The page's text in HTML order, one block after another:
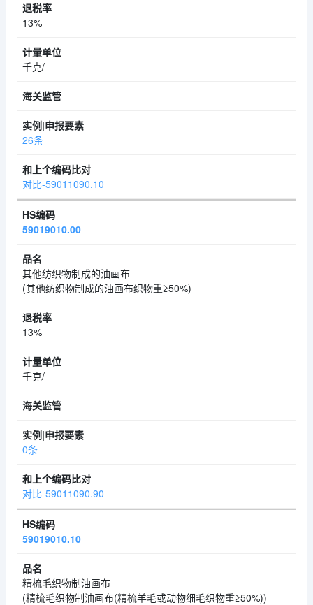
13%
千克/
26条
对比-59011090.10
59019010.00
其他纺织物制成的油画布
(其他纺织物制成的油画布织物重≥50%)
13%
千克/
0条
对比-59011090.90
59019010.10
精梳毛织物制油画布
(精梳毛织物制油画布(精梳羊毛或动物细毛织物重≥50%))